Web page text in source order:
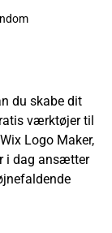
du skabe dit
værktøjer til
Logo Maker,
i dag ansætter